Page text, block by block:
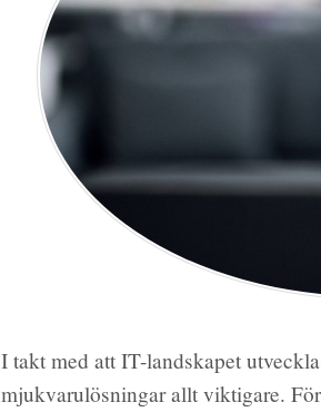
I takt med att IT-landskapet
mjukvarulösningar allt viktigare.